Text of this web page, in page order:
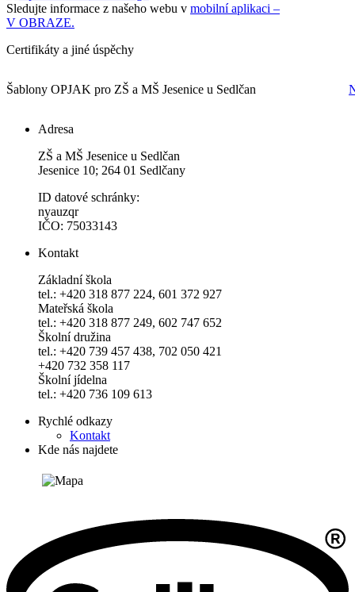
Sledujte informace z našeho webu v mobilní aplikaci –
V OBRAZE.
Certifikáty a jiné úspěchy
Šablony OPJAK pro ZŠ a MŠ Jesenice u Sedlčan
Adresa
ZŠ a MŠ Jesenice u Sedlčan
Jesenice 10; 264 01 Sedlčany
ID datové schránky:
nyauzqr
IČO: 75033143
Kontakt
Základní škola
tel.: +420 318 877 224, 601 372 927
Mateřská škola
tel.: +420 318 877 249, 602 747 652
Školní družina
tel.: +420 739 457 438, 702 050 421
+420 732 358 117
Školní jídelna
tel.: +420 736 109 613
Rychlé odkazy
Kontakt
Kde nás najdete